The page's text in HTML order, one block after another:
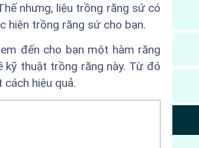
nhưng, liệu trồng răng sứ có
hiện trồng răng sứ cho bạn.
đến cho bạn một hàm răng
kỹ thuật trồng răng này. Từ đó
hiệu quả.